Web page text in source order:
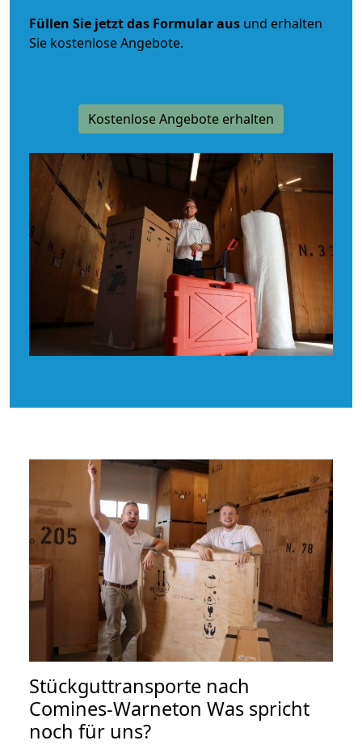
Füllen Sie jetzt das Formular aus und erhalten
Sie kostenlose Angebote.
Kostenlose Angebote erhalten
Stückguttransporte nach
Comines-Warneton Was spricht
noch für uns?